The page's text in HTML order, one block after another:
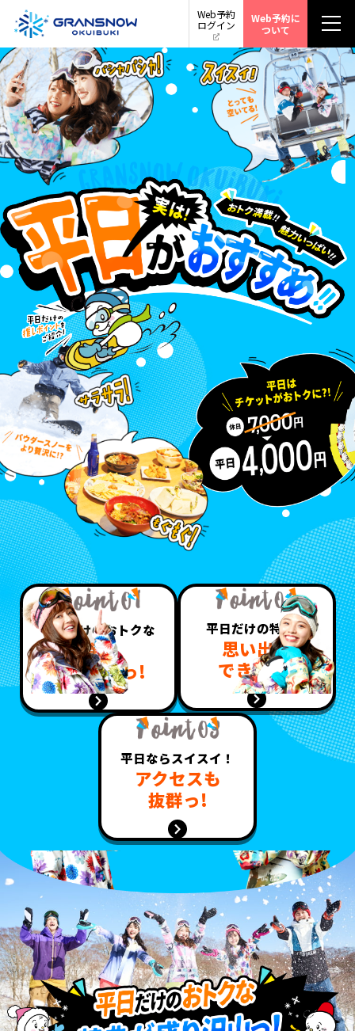
Web予約
ログイン
Web予約に
ついて
平日だけのおトクな
特典
盛り沢山っ!
平日だけの特別な
思い出が
できるっ!
平日ならスイスイ！
アクセスも
抜群っ!